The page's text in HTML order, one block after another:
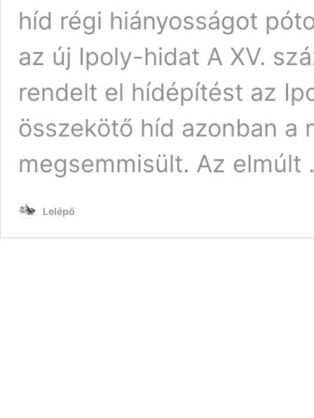
híd régi hiányosságot
az új Ipoly-hidat A XV.
rendelt el hídépítést az
összekötő híd azonban a
megsemmisült. Az
Lelépő